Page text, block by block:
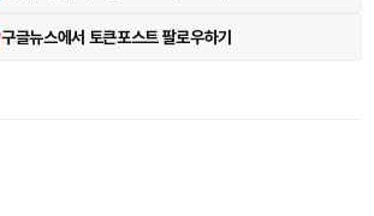
구글뉴스에서 토큰포스트 팔로우하기